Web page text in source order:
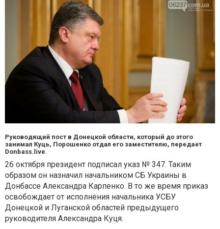
Руководящий пост в Донецкой области, который до этого
занимал Куць, Порошенко отдал его заместителю, передает
Donbass.live.
26 октября президент подписал указ № 347. Таким
образом он назначил начальником СБ Украины в
Донбассе Александра Карпенко. В то же время приказ
освобождает от исполнения начальника УСБУ
Донецкой и Луганской областей предыдущего
руководителя Александра Куця.